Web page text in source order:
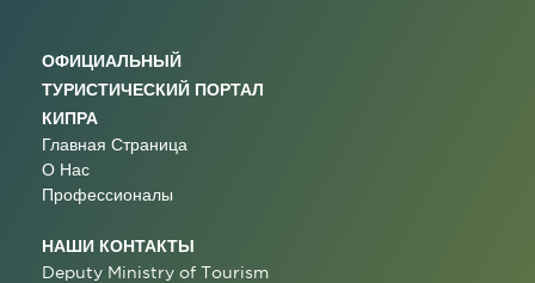
ОФИЦИАЛЬНЫЙ
ТУРИСТИЧЕСКИЙ ПОРТАЛ
КИПРА
Главная Страница
О Нас
Профессионалы
НАШИ КОНТАКТЫ
Deputy Ministry of Tourism